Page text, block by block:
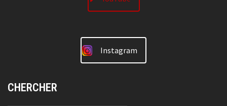
Instagram
CHERCHER